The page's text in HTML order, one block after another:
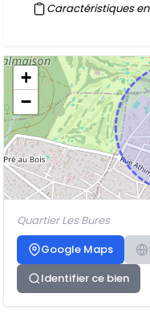
Caractéristiques
+
−
Quartier Les Bures
Google Maps
Identifier ce bien